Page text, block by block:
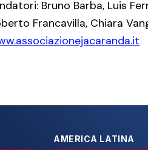
Bruno Barba, Luis
Francavilla, Chiara
AMERICA LATINA